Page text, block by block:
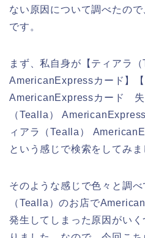
ない原因について調べたの
です。
まず、私自身が【ティアラ（
AmericanExpressカード】【
AmericanExpressカード 失
（Tealla）
ィアラ（Tealla）
という感じで検索をしてみま
そのような感じで色々と調
（Tealla）のお店で
発生してしまった原因がい